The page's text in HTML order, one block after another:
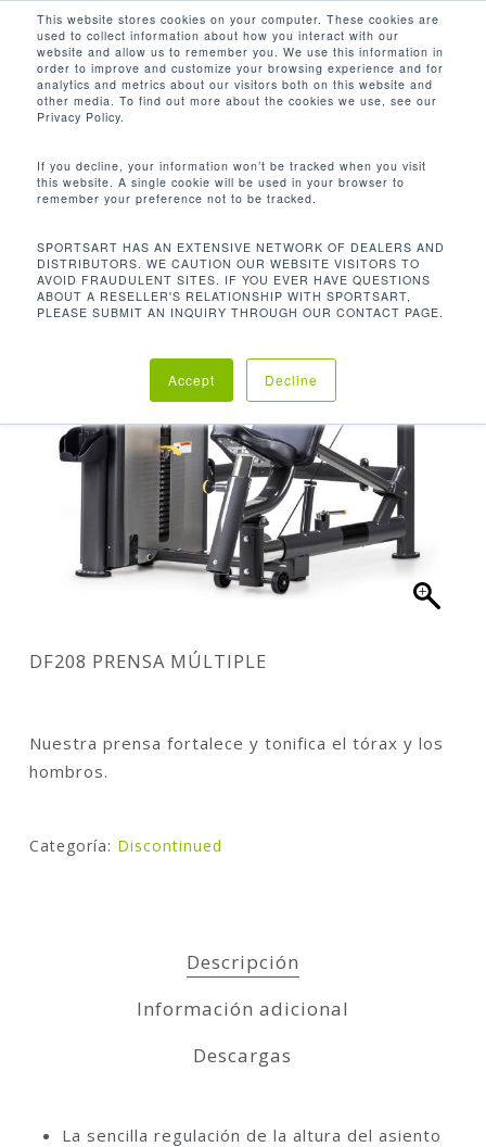
This website stores cookies on your computer. These cookies are
used to collect information about how you interact with our
website and allow us to remember you. We use this information in
order to improve and customize your browsing experience and for
analytics and metrics about our visitors both on this website and
other media. To find out more about the cookies we use, see our
Privacy Policy.
If you decline, your information won’t be tracked when you visit
this website. A single cookie will be used in your browser to
remember your preference not to be tracked.
SPORTSART HAS AN EXTENSIVE NETWORK OF DEALERS AND
DISTRIBUTORS. WE CAUTION OUR WEBSITE VISITORS TO
AVOID FRAUDULENT SITES. IF YOU EVER HAVE QUESTIONS
ABOUT A RESELLER'S RELATIONSHIP WITH SPORTSART,
PLEASE SUBMIT AN INQUIRY THROUGH OUR CONTACT PAGE.
Accept Decline
main
content
search
Inicio Discontinued
DF208 PRENSA MÚLTIPLE
Nuestra prensa fortalece y tonifica el tórax y los
hombros.
Categoría: Discontinued
Descripción
Información adicional
Descargas
La sencilla regulación de la altura del asiento
Close
Menu